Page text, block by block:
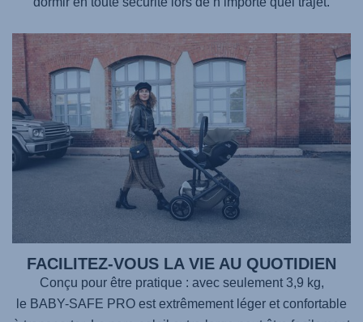
FACILITEZ-VOUS LA VIE AU QUOTIDIEN
Conçu pour être pratique : avec seulement 3,9 kg,
le BABY-SAFE PRO est extrêmement léger et confortable